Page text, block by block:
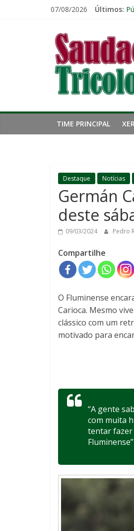
07/08/2026 Últimos:
TIME PRINCIPAL
Destaque Notícias
Germán
deste
09/03/2024 Pedro
Compartilhe
O Fluminense
Carioca. Mesmo
clássico com um
motivado para
“A gente
com muita
tentar fazer